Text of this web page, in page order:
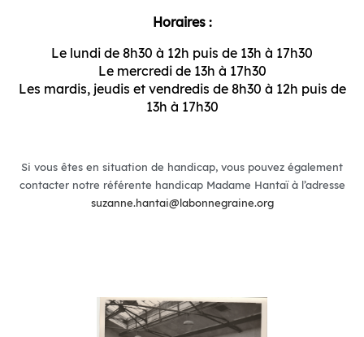
Horaires :
Le lundi de 8h30 à 12h puis de 13h à 17h30
Le mercredi de 13h à 17h30
Les mardis, jeudis et vendredis de 8h30 à 12h puis de
13h à 17h30
Si vous êtes en situation de handicap, vous pouvez également
contacter notre référente handicap Madame Hantaï à l’adresse
suzanne.hantai@labonnegraine.org